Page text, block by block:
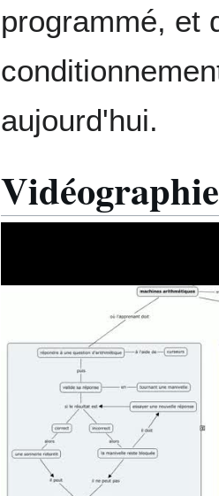
programmé, et
aujourd'hui.
Vidéographie